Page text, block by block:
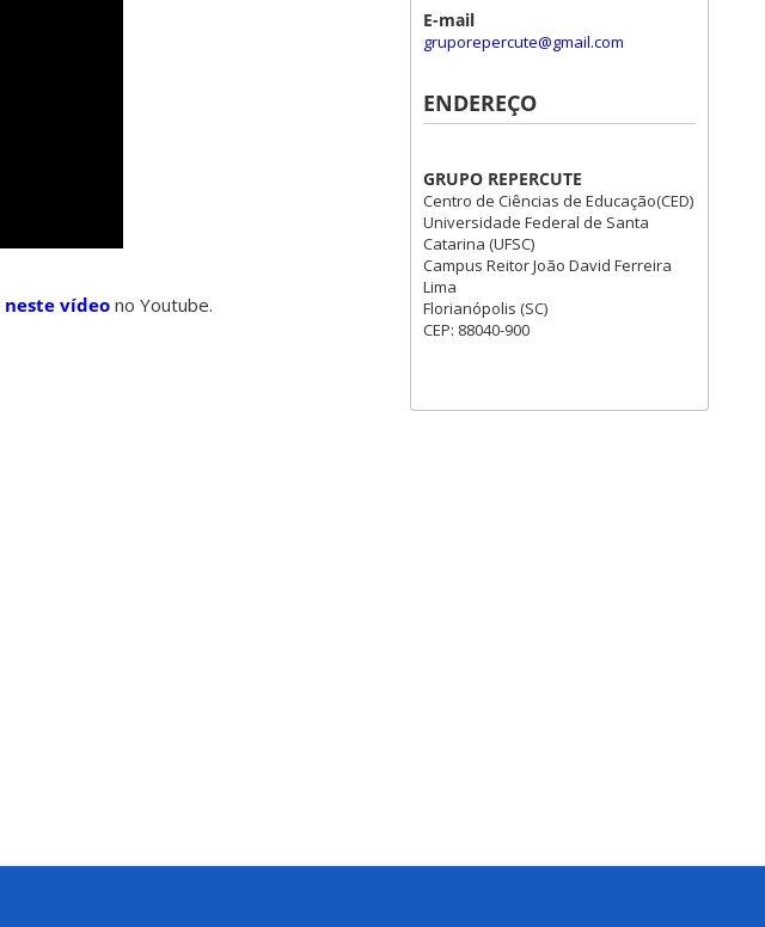
neste vídeo no Youtube.
E-mail
gruporepercute@gmail.com
ENDEREÇO
GRUPO REPERCUTE
Centro de Ciências de Educação(CED)
Universidade Federal de Santa
Catarina (UFSC)
Campus Reitor João David Ferreira
Lima
Florianópolis (SC)
CEP: 88040-900